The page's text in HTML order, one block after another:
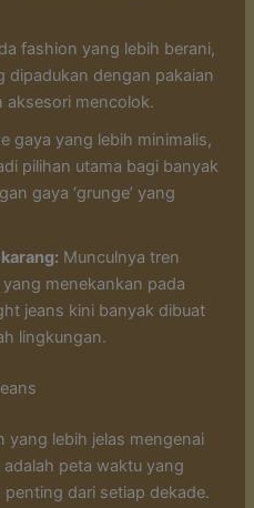
fashion yang lebih berani,
dipadukan dengan pakaian
aksesori mencolok.
gaya yang lebih minimalis,
pilihan utama bagi banyak
gaya ‘grunge’ yang
Munculnya tren
menekankan pada
jeans kini banyak dibuat
lingkungan.
yang lebih jelas mengenai
peta waktu yang
dari setiap dekade.